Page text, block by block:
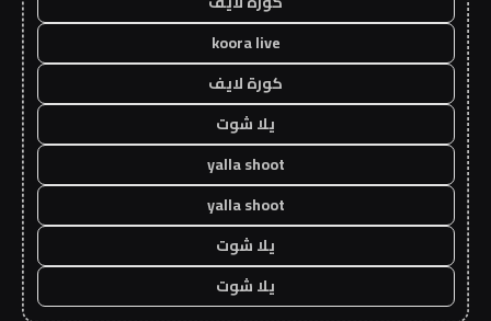
koora live
كورة لايف
يلا شوت
yalla shoot
yalla shoot
يلا شوت
يلا شوت